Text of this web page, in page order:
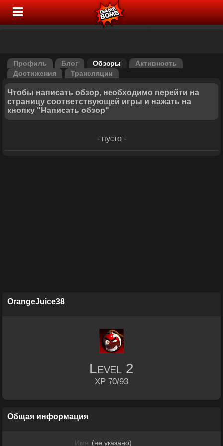
Профиль Блог Обзоры
Активность
Достижения
Трансляции
Чтобы написать обзор, необходимо перейти на
страницу соответствующей игры и нажать на
кнопку "Написать обзор"
- пусто -
OrangeJuice38
Level 2
XP 70/93
Общая информация
Имя (не указано)